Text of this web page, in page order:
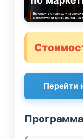
Перейти